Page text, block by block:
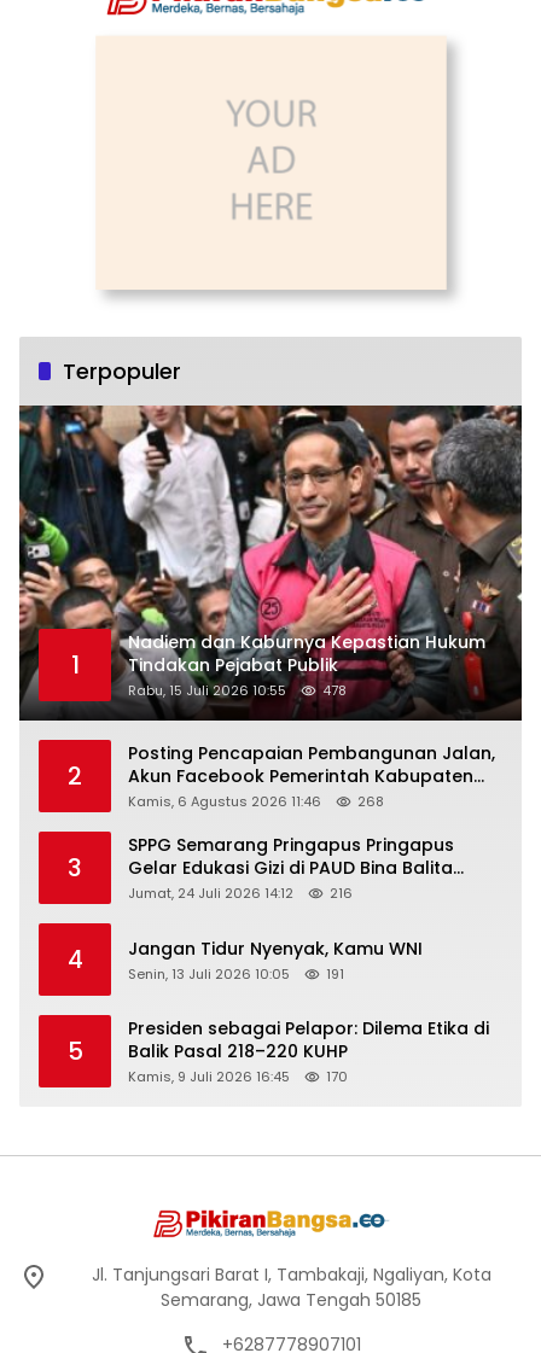
Terpopuler
1
Nadiem dan Kaburnya Kepastian Hukum
Tindakan Pejabat Publik
Rabu, 15 Juli 2026 10:55 478
2
Posting Pencapaian Pembangunan Jalan,
Akun Facebook Pemerintah Kabupaten
Rembang “Dirujak” Warganet
Kamis, 6 Agustus 2026 11:46 268
3
SPPG Semarang Pringapus Pringapus
Gelar Edukasi Gizi di PAUD Bina Balita
Peringati Hari Anak Nasional 2026
Jumat, 24 Juli 2026 14:12 216
4 Jangan Tidur Nyenyak, Kamu WNI
Senin, 13 Juli 2026 10:05 191
5
Presiden sebagai Pelapor: Dilema Etika di
Balik Pasal 218–220 KUHP
Kamis, 9 Juli 2026 16:45 170
Jl. Tanjungsari Barat I, Tambakaji, Ngaliyan, Kota
Semarang, Jawa Tengah 50185
+6287778907101